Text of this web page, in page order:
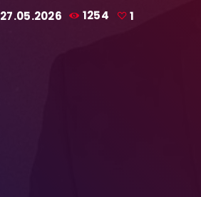
27.05.2026 1254 1